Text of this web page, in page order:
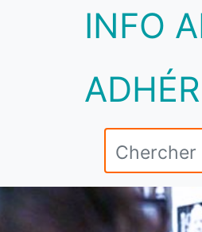
INFO